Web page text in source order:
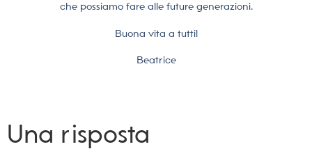
che possiamo fare alle future generazioni.
Buona vita a tutti!
Beatrice
Una risposta